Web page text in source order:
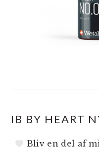
IB BY HEART
Bliv en del af